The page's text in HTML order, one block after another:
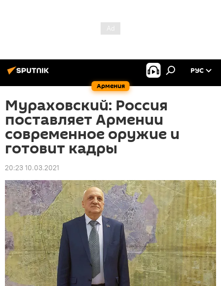
Армения
РУС
Мураховский: Россия
поставляет Армении
современное оружие и
готовит кадры
20:23 10.03.2021